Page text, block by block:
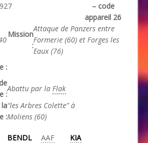
– code
appareil 26
Mission
:
Attaque de Panzers entre
Formerie (60) et Forges les
Eaux (76)
:
:
Abattu par la Flak
:
“les Arbres Colette” à
Moliens (60)
BENDL AAF KIA